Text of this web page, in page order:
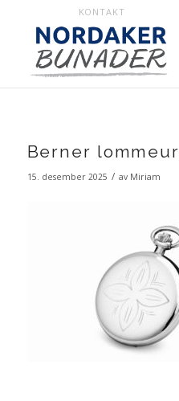
KONTAKT
Berner lommeur
15. desember 2025 / av Miriam